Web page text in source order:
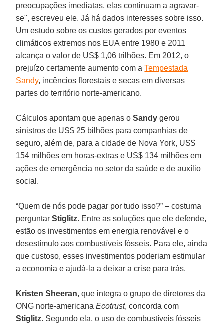
preocupações imediatas, elas continuam a agravar-
se", escreveu ele. Já há dados interesses sobre isso.
Um estudo sobre os custos gerados por eventos
climáticos extremos nos EUA entre 1980 e 2011
alcança o valor de US$ 1,06 trilhões. Em 2012, o
prejuízo certamente aumento com aTempestada
Sandy, incêncios florestais e secas em diversas
partes do território norte-americano.
Cálculos apontam que apenas oSandygerou
sinistros de US$ 25 bilhões para companhias de
seguro, além de, para a cidade de Nova York, US$
154 milhões em horas-extras e US$ 134 milhões em
ações de emergência no setor da saúde e de auxílio
social.
“Quem de nós pode pagar por tudo isso?” – costuma
perguntarStiglitz. Entre as soluções que ele defende,
estão os investimentos em energia renovável e o
desestímulo aos combustíveis fósseis. Para ele, ainda
que custoso, esses investimentos poderiam estimular
a economia e ajudá-la a deixar a crise para trás.
Kristen Sheeran, que integra o grupo de diretores da
ONG norte-americanaEcotrust, concorda com
Stiglitz. Segundo ela, o uso de combustíveis fósseis